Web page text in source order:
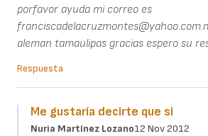
porfavor ayuda mi correo es
aleman tamaulipas gracias espero su
Respuesta
Me gustaría decirte que si
Nuria Martínez Lozano12 Nov 2012